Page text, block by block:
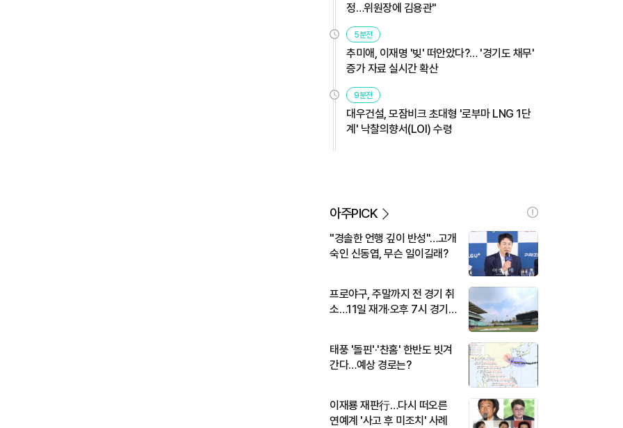
정…위원장에 김용관"
5분전
추미애, 이재명 '빚' 떠안았다?… '경기도 채무'
증가 자료 실시간 확산
9분전
대우건설, 모잠비크 초대형 '로부마 LNG 1단
계' 낙찰의향서(LOI) 수령
아주PICK
"경솔한 언행 깊이 반성"…고개
숙인 신동엽, 무슨 일이길래?
프로야구, 주말까지 전 경기 취
소…11일 재개·오후 7시 경기
태풍 '돌핀'·'찬홈' 한반도 빗겨
간다…예상 경로는?
이재룡 재판行…다시 떠오른
연예계 '사고 후 미조치' 사례